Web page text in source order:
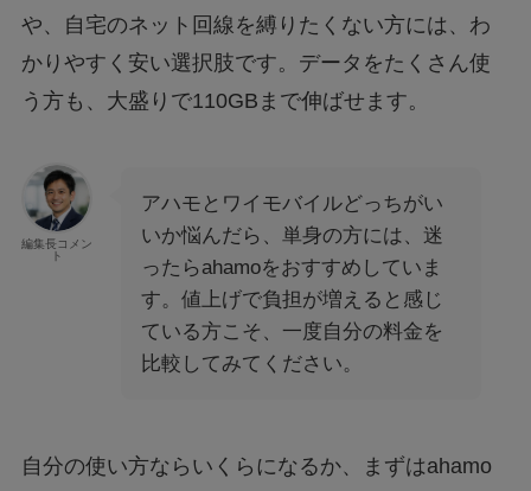
や、自宅のネット回線を縛りたくない方には、わ
かりやすく安い選択肢です。データをたくさん使
う方も、大盛りで110GBまで伸ばせます。
編集長コメン
ト
アハモとワイモバイルどっちがい
いか悩んだら、単身の方には、迷
ったらahamoをおすすめしていま
す。値上げで負担が増えると感じ
ている方こそ、一度自分の料金を
比較してみてください。
自分の使い方ならいくらになるか、まずはahamo